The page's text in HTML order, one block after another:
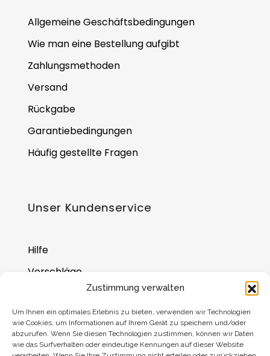
Zustimmung verwalten
Um Ihnen ein optimales Erlebnis zu bieten, verwenden wir Technologien
wie Cookies, um Informationen auf Ihrem Gerät zu speichern und/oder
abzurufen. Wenn Sie diesen Technologien zustimmen, können wir Daten
wie das Surfverhalten oder eindeutige Kennungen auf dieser Website
Allgemeine Geschäftsbedingungen
Wie man eine Bestellung aufgibt
Zahlungsmethoden
Versand
Rückgabe
Garantiebedingungen
Häufig gestellte Fragen
Unser Kundenservice
Hilfe
Vorschläge
Wo Sie uns finden
Saldo der Geschenkkarte